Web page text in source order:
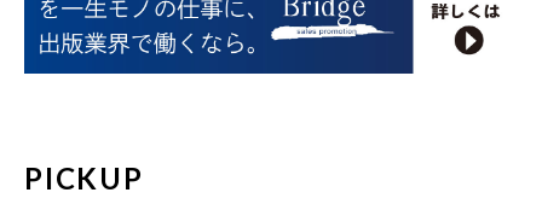
PICKUP